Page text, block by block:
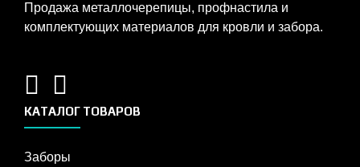
Продажа металлочерепицы, профнастила и
комплектующих материалов для кровли и забора.
КАТАЛОГ ТОВАРОВ
Заборы